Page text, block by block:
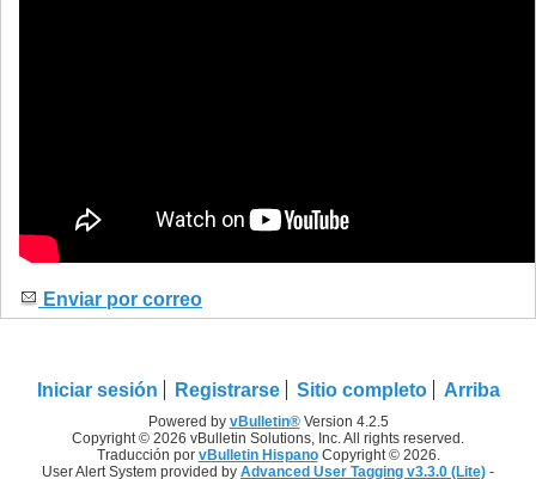
Enviar por correo
Iniciar sesión Registrarse Sitio completo Arriba
Powered by vBulletin®Version 4.2.5
Copyright © 2026 vBulletin Solutions, Inc. All rights reserved.
Traducción por vBulletin HispanoCopyright © 2026.
User Alert System provided by Advanced User Tagging v3.3.0 (Lite) -